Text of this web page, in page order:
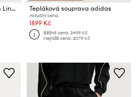
Tepláková souprava adidas Linear Tepláková souprava adidas
Aktuální cena:
1899 Kč
Běžná cena:2499 Kč
Nejnižší cena:2079 Kč